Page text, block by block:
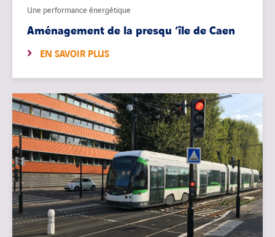
Une performance énergétique
Aménagement de la presqu ‘île de Caen
EN SAVOIR PLUS